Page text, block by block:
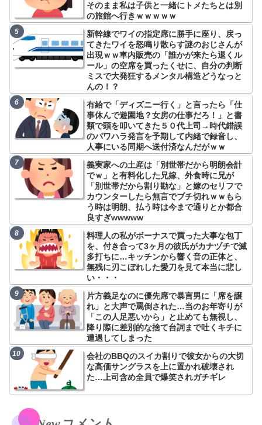
そのまま私は子供と一緒にトメたちとは別
の旅館へ行きｗｗｗｗｗ
新幹線でワイの指定席に勝手に座り、戻っ
てきたワイを怒鳴り散らす謎のおじさんが
出現ｗｗ車内販売の「誰かが来たら退くル
ール」の空席を買ったくせに、自分の判断
ミスで大発狂するメンタル構造どうなっと
んの！？
有給で「ディズニー行く」と言ったら「仕
事休んで遊園地？女房の仕事だろ！」と書
類で頭を叩いてきた５０代上司→時代錯誤
のパワハラ発言を予期して内緒で録音し、
人事にいる同期へ送付済なんだがｗｗ
義実家への土産は「別世帯だから明朗会計
でｗ」と有料化した兄嫁、外食時に兄が
「別世帯だから割り勘な」と嫁のセリフで
カウンターしたら無言でブチ切れｗｗもら
う時は明朗、払う時は今まで通りとか都合
良すぎwwwww
料理人の私がボーナスで買った大事な包丁
を、付き合って3ヶ月の彼氏がカナヅチで滅
多打ちに…キッチンから響く音の正体と、
無残に刃こぼれした愛刀を見て本当に悲し
い・・・
片方義足なのに優先席で暴言男に「席を譲
れ」と大声で罵倒された…当のお年寄りが
「この人足悪いから」と止めても無視し、
降り際に差別的な捨て台詞まで吐くキチに
遭遇してしまった
会社のBBQのスイカ割りで彼女からの大切
な高価サングラスを上に置かれ破壊され
た…上司含め全員で爆笑されガチギレ